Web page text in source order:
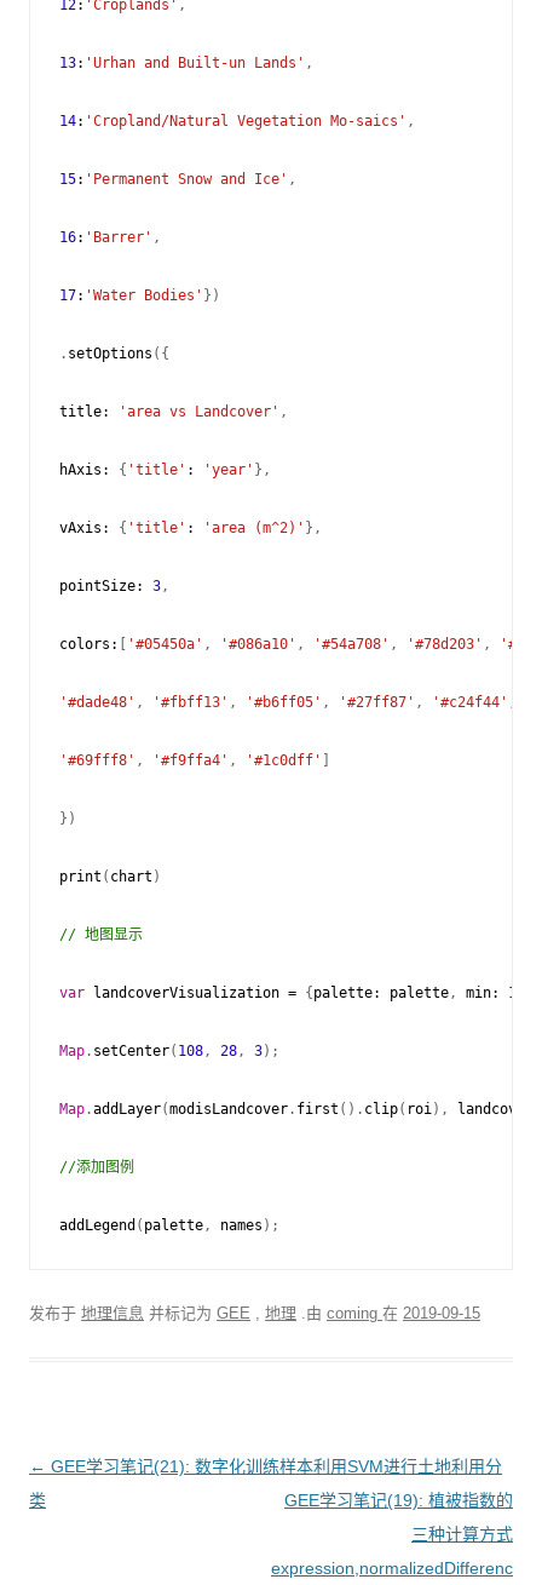
12: 'Croplands' ,
13: 'Urhan and Built-un Lands' ,
14: 'Cropland/Natural Vegetation Mo-saics' ,
15: 'Permanent Snow and Ice' ,
16: 'Barrer' ,
17: 'Water Bodies' })
. setOptions ({
title: 'area vs Landcover' ,
hAxis : { 'title' : 'year' },
vAxis : { 'title' : 'area (m^2)' },
pointSize: 3 ,
colors : [ '#05450a' , '#086a10' , '#54a708' , '#78d203' ,
'#dade48' , '#fbff13' , '#b6ff05' , '#27ff87' , '#c24f44'
'#69fff8' , '#f9ffa4' , '#1c0dff' ]
})
print ( chart )
// 地图显示
var landcoverVisualization = {palette: palette , min: 1
Map . setCenter( 108 , 28 , 3);
Map .addLayer(modisLandcover . first (). clip( roi ),
//添加图例
addLegend ( palette , names );
发布于 地理信息 并标记为 GEE 地理 .由 coming 在 2019-09-15
文
章
← GEE学习笔记(21): 数字化训练样本利用SVM进行土地利用分
类
GEE学习笔记(19): 植被指数的
三种计算方式
expression,normalizedDifference,